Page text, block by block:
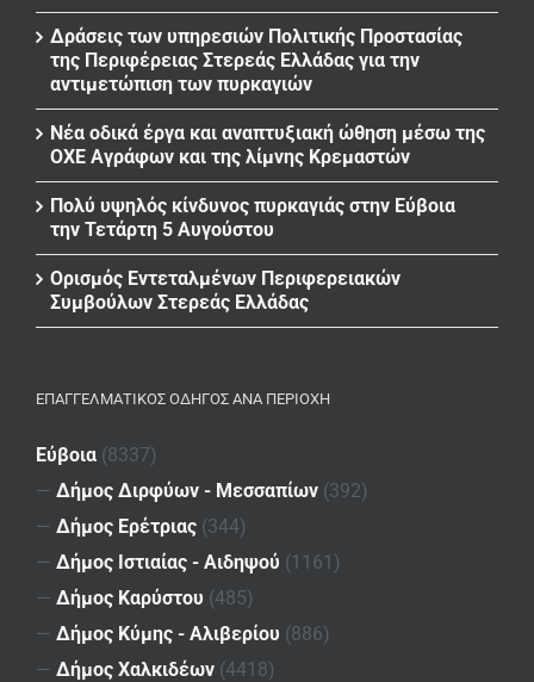
Δράσεις των υπηρεσιών Πολιτικής Προστασίας
της Περιφέρειας Στερεάς Ελλάδας για την
αντιμετώπιση των πυρκαγιών
Νέα οδικά έργα και αναπτυξιακή ώθηση μέσω της
ΟΧΕ Αγράφων και της λίμνης Κρεμαστών
Πολύ υψηλός κίνδυνος πυρκαγιάς στην Εύβοια
την Τετάρτη 5 Αυγούστου
Ορισμός Εντεταλμένων Περιφερειακών
Συμβούλων Στερεάς Ελλάδας
ΕΠΑΓΓΕΛΜΑΤΙΚΌΣ ΟΔΗΓΌΣ ΑΝΆ ΠΕΡΙΟΧΉ
Εύβοια (8337)
— Δήμος Διρφύων - Μεσσαπίων (392)
— Δήμος Ερέτριας (344)
— Δήμος Ιστιαίας - Αιδηψού (1161)
— Δήμος Καρύστου (485)
— Δήμος Κύμης - Αλιβερίου (886)
— Δήμος Χαλκιδέων (4418)